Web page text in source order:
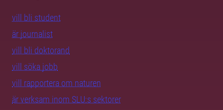
vill bli student
är journalist
vill bli doktorand
vill söka jobb
vill rapportera om naturen
är verksam inom SLU:s sektorer